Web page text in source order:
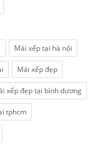
Mái xếp tại hà nội
Mái xếp đẹp
xếp đẹp tại bình dương
tphcm